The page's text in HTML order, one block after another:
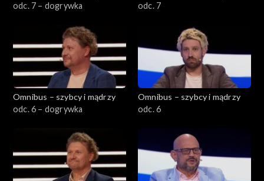
odc. 7 – dogrywka
odc. 7
Omnibus – szybcy i mądrzy
odc. 6 – dogrywka
Omnibus – szybcy i mądrzy
odc. 6